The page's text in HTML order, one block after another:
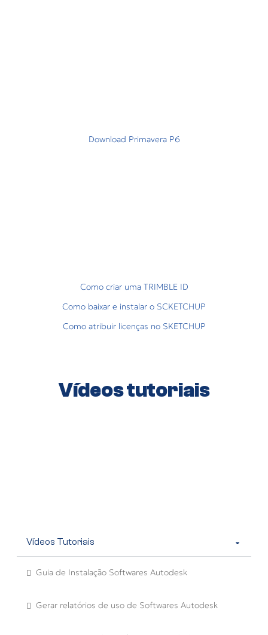
Download Primavera P6
Como criar uma TRIMBLE ID
Como baixar e instalar o SCKETCHUP
Como atribuir licenças no SKETCHUP
Vídeos tutoriais
Vídeos Tutoriais
Guia de Instalação Softwares Autodesk
Gerar relatórios de uso de Softwares Autodesk